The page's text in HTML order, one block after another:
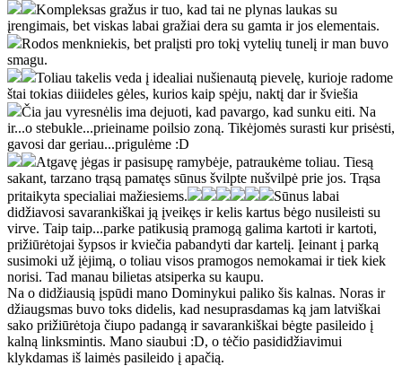
Kompleksas gražus ir tuo, kad tai ne plynas laukas su
įrengimais, bet viskas labai gražiai dera su gamta ir jos elementais.
Rodos menkniekis, bet pralįsti pro tokį vytelių tunelį ir man buvo
smagu.
Toliau takelis veda į idealiai nušienautą pievelę, kurioje radome
štai tokias diiideles gėles, kurios kaip spėju, naktį dar ir šviešia
Čia jau vyresnėlis ima dejuoti, kad pavargo, kad sunku eiti. Na
ir...o stebukle...prieiname poilsio zoną. Tikėjomės surasti kur prisėsti,
gavosi dar geriau...prigulėme :D
Atgavę jėgas ir pasisupę ramybėje, patraukėme toliau. Tiesą
sakant, tarzano trąsą pamatęs sūnus švilpte nušvilpė prie jos. Trąsa
pritaikyta specialiai mažiesiems.
Sūnus labai
didžiavosi savarankiškai ją įveikęs ir kelis kartus bėgo nusileisti su
virve. Taip taip...parke patikusią pramogą galima kartoti ir kartoti,
prižiūrėtojai šypsos ir kviečia pabandyti dar kartelį. Įeinant į parką
susimoki už įėjimą, o toliau visos pramogos nemokamai ir tiek kiek
norisi. Tad manau bilietas atsiperka su kaupu.
Na o didžiausią įspūdi mano Dominykui paliko šis kalnas. Noras ir
džiaugsmas buvo toks didelis, kad nesuprasdamas ką jam latviškai
sako prižiūrėtoja čiupo padangą ir savarankiškai bėgte pasileido į
kalną linksmintis. Mano siaubui :D, o tėčio pasididžiavimui
klykdamas iš laimės pasileido į apačią.